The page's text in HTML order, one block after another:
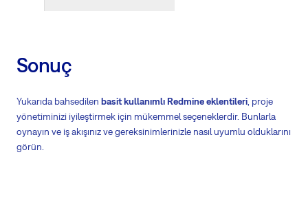
Sonuç
Yukarıda bahsedilen basit kullanımlı Redmine eklentileri, proje
yönetiminizi iyileştirmek için mükemmel seçeneklerdir. Bunlarla
oynayın ve iş akışınız ve gereksinimlerinizle nasıl uyumlu olduklarını
görün.